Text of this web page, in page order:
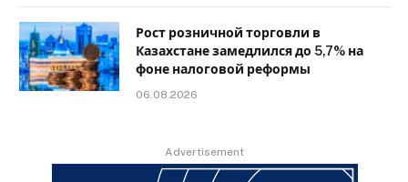
Рост розничной торговли в
Казахстане замедлился до 5,7% на
фоне налоговой реформы
06.08.2026
Advertisement